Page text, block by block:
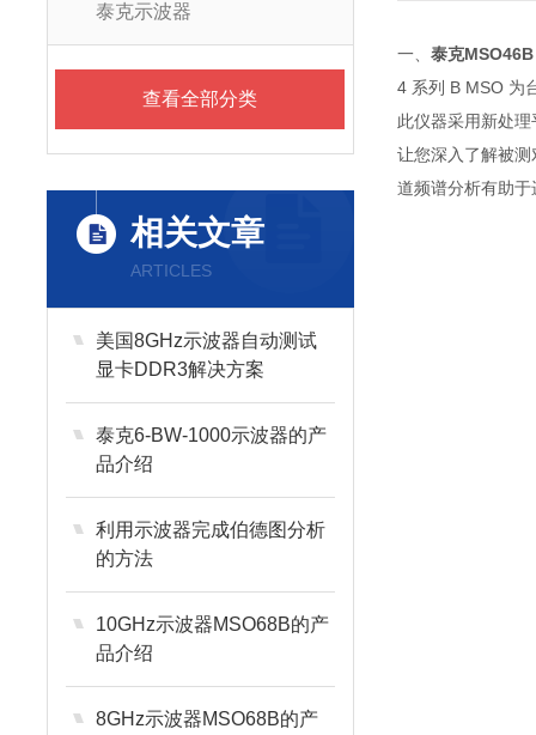
泰克示波器
查看全部分类
相关文章
ARTICLES
美国8GHz示波器自动测试
显卡DDR3解决方案
泰克6-BW-1000示波器的产
品介绍
利用示波器完成伯德图分析
的方法
10GHz示波器MSO68B的产
品介绍
8GHz示波器MSO68B的产
一、泰克
4 系列 B MSO 为
此仪器采用新处
让您深入了解被
道频谱分析有助